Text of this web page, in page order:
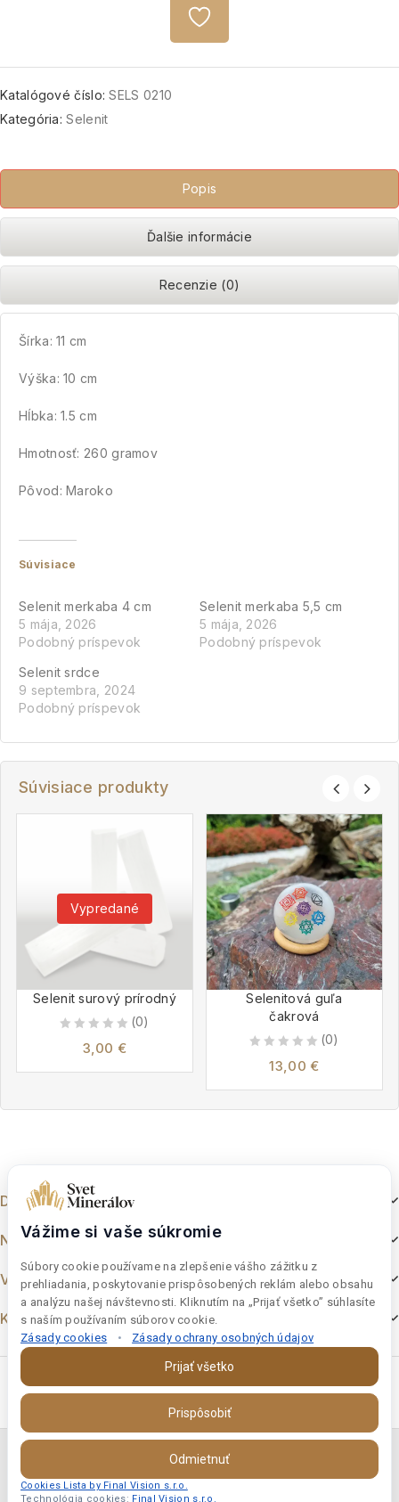
Katalógové číslo:SELS 0210
Kategória:Selenit
Popis
Ďalšie informácie
Recenzie (0)
Šírka: 11 cm
Výška: 10 cm
Hĺbka: 1.5 cm
Hmotnosť: 260 gramov
Pôvod: Maroko
Súvisiace
Selenit merkaba 4 cm
5 mája, 2026
Podobný príspevok
Selenit merkaba 5,5 cm
5 mája, 2026
Podobný príspevok
Selenit srdce
9 septembra, 2024
Podobný príspevok
Súvisiace produkty
Vypredané
Selenit surový prírodný
(0)
3,00 €
Selenitová guľa
čakrová
(0)
13,00 €
Dokumenty
Nakupovanie
Výber z e-shopu
Kontakt
IČO:46997181 DIČ:SK 2023693386
Vážime si vaše súkromie
Súbory cookie používame na zlepšenie vášho zážitku z
prehliadania, poskytovanie prispôsobených reklám alebo obsahu
a analýzu našej návštevnosti. Kliknutím na „Prijať všetko” súhlasíte
s naším používaním súborov cookie.
Zásady cookies
• Zásady ochrany osobných údajov
Prispôsobiť
Odmietnuť
Prijať všetko
Cookies Lista by Final Vision s.r.o.
Technológia cookies: Final Vision s.r.o.